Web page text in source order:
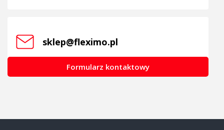
sklep@fleximo.pl
Formularz kontaktowy